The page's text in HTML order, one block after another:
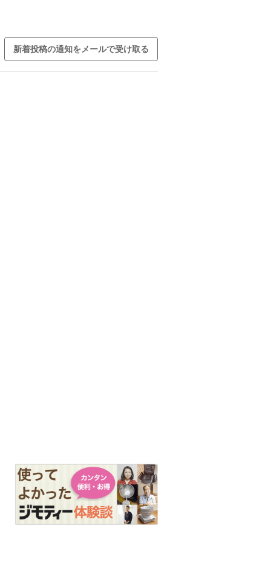
新着投稿の通知をメールで受け取る